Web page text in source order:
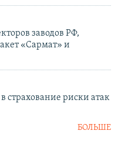
заводов РФ,
«Сармат» и
страхование риски атак
БОЛЬШЕ